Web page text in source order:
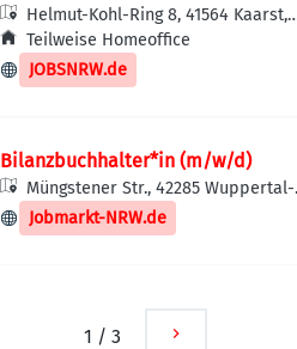
Helmut-Kohl-Ring 8, 41564 Kaarst,
Deutschland
Teilweise Homeoffice
JOBSNRW.de
Bilanzbuchhalter*in (m/w/d)
Müngstener Str., 42285 Wuppertal-
Barmen, Deutschland
Jobmarkt-NRW.de
1 / 3